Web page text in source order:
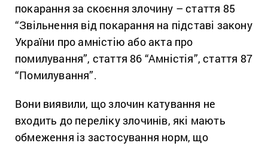
покарання за скоєння злочину – стаття 85
“Звільнення від покарання на підставі закону
України про амністію або акта про
помилування”, стаття 86 “Амністія”, стаття 87
“Помилування”.
Вони виявили, що злочин катування не
входить до переліку злочинів, які мають
обмеження із застосування норм, що